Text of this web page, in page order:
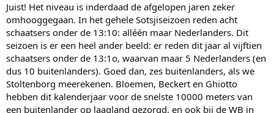
Juist! Het niveau is inderdaad de afgelopen jaren zeker
omhooggegaan. In het gehele Sotsjiseizoen reden acht
schaatsers onder de 13:10: alléén maar Nederlanders. Dit
seizoen is er een heel ander beeld: er reden dit jaar al vijftien
schaatsers onder de 13:1o, waarvan maar 5 Nederlanders (en
dus 10 buitenlanders). Goed dan, zes buitenlanders, als we
Stoltenborg meerekenen. Bloemen, Beckert en Ghiotto
hebben dit kalenderjaar voor de snelste 10000 meters van
een buitenlander op laagland gezorgd, en ook bij de WB in